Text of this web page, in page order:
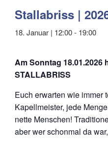
Stallabriss |
18. Januar | 12:00- 19:00
Am Sonntag 18.01.2026
STALLABRISS
Euch erwarten wie immer
Kapellmeister, jede
nette Menschen!
aber wer schonmal da